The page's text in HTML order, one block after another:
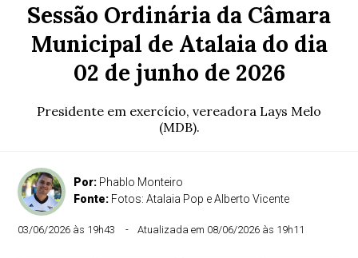
Sessão Ordinária da Câmara
Municipal de Atalaia do dia
02 de junho de 2026
Presidente em exercício, vereadora Lays Melo
(MDB).
Por: Phablo Monteiro
Fonte: Fotos: Atalaia Pop e Alberto Vicente
03/06/2026 às 19h43 Atualizada em 08/06/2026 às 19h11